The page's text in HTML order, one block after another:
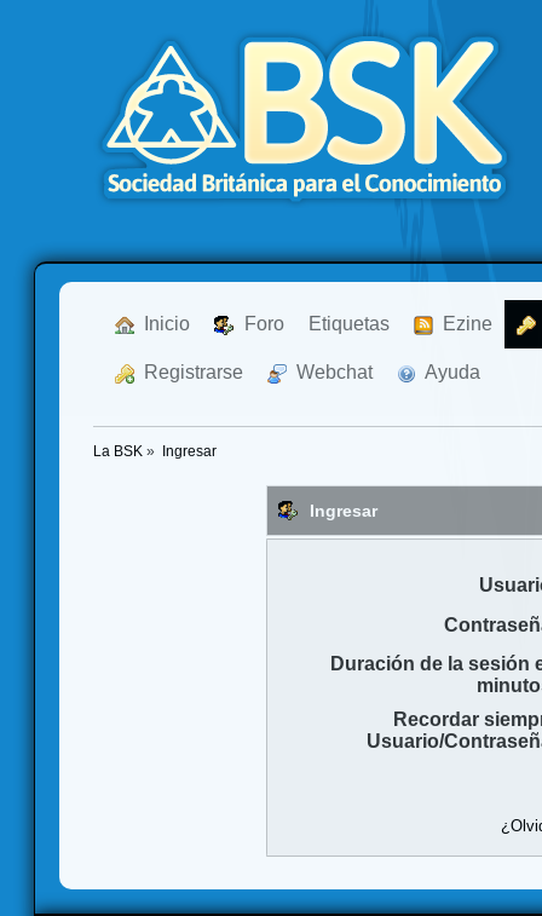
Inicio Foro Etiquetas Ezine
Registrarse Webchat Ayuda
La BSK » Ingresar
Ingresar
Duración de la sesión
Recordar
Usuario/